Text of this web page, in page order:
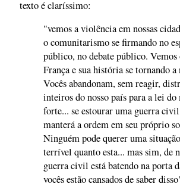
texto é claríssimo:
"vemos a violência em nossas
o comunitarismo se firmando no
público, no debate público. Vemos
França e sua história se tornando a
Vocês abandonam, sem reagir,
inteiros do nosso país para a lei do
forte... se estourar uma guerra
manterá a ordem em seu próprio
Ninguém pode querer uma
terrível quanto esta... mas sim, de
guerra civil está batendo na porta
vocês estão cansados de saber